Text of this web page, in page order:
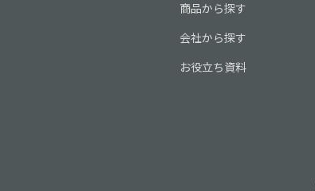
商品から探す
会社から探す
お役立ち資料